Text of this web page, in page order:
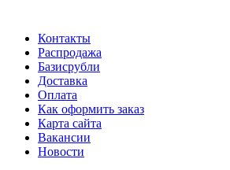
Контакты
Распродажа
Базисрубли
Доставка
Оплата
Как оформить заказ
Карта сайта
Вакансии
Новости